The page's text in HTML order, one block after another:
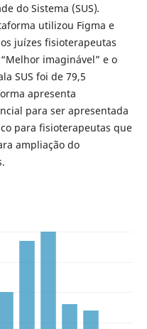
do Sistema (SUS).
utilizou Figma e
juízes fisioterapeutas
imaginável” e o
SUS foi de 79,5
apresenta
para ser apresentada
para fisioterapeutas que
ampliação do